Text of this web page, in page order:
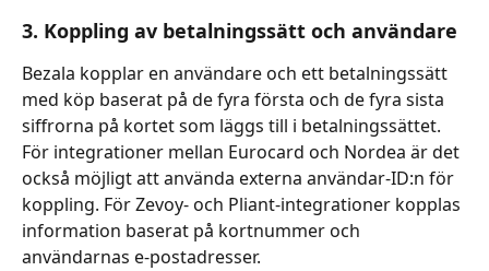
3. Koppling av betalningssätt och användare
Bezala kopplar en användare och ett betalningssätt
med köp baserat på de fyra första och de fyra sista
siffrorna på kortet som läggs till i betalningssättet.
För integrationer mellan Eurocard och Nordea är det
också möjligt att använda externa användar-ID:n för
koppling. För Zevoy- och Pliant-integrationer kopplas
information baserat på kortnummer och
användarnas e-postadresser.